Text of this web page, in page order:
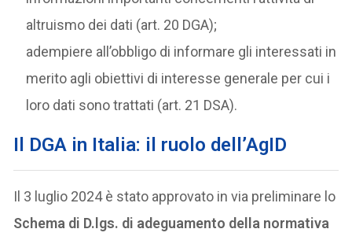
altruismo dei dati (art. 20 DGA);
adempiere all’obbligo di informare gli interessati in
merito agli obiettivi di interesse generale per cui i
loro dati sono trattati (art. 21 DSA).
Il DGA in Italia: il ruolo dell’AgID
Il 3 luglio 2024 è stato approvato in via preliminare lo
Schema di D.lgs. di adeguamento della normativa